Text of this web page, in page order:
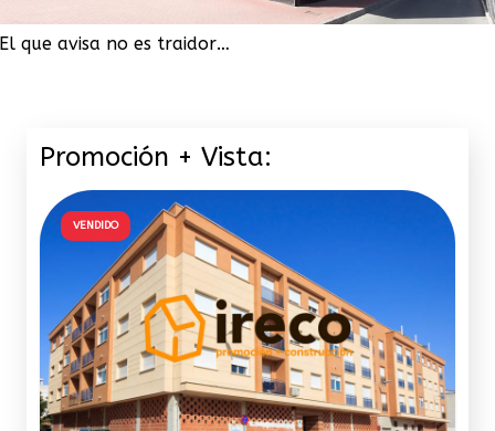
El que avisa no es traidor…
Promoción + Vista:
VENDIDO